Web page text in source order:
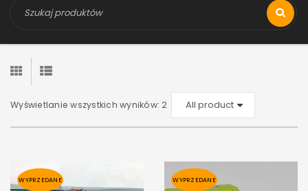
Wyświetlanie wszystkich wyników: 2
WYPRZEDANE WYPRZEDANE